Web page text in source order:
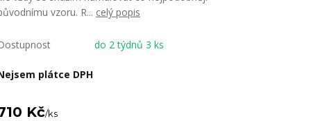
vzoru. R... celý popis
do 2 týdnů 3 ks
plátce DPH
Kč/ks